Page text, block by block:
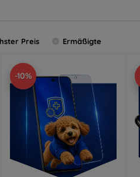
Preis Ermäßigte
-10%